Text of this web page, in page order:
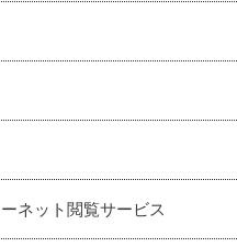
ネット閲覧サービス